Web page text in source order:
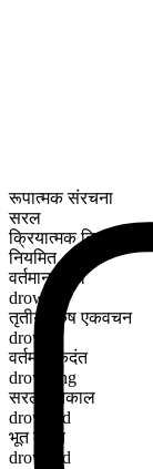
रूपात्मक संरचना
सरल
क्रियात्मक क्रिया
नियमित
वर्तमान काल
drown
तृतीय पुरुष एकवचन
drowns
वर्तमान कृदंत
drowning
सरल भूतकाल
drowned
भूत कृदंत
drowned